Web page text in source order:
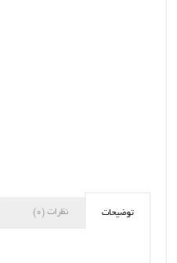
توضیحات نظرات (0)